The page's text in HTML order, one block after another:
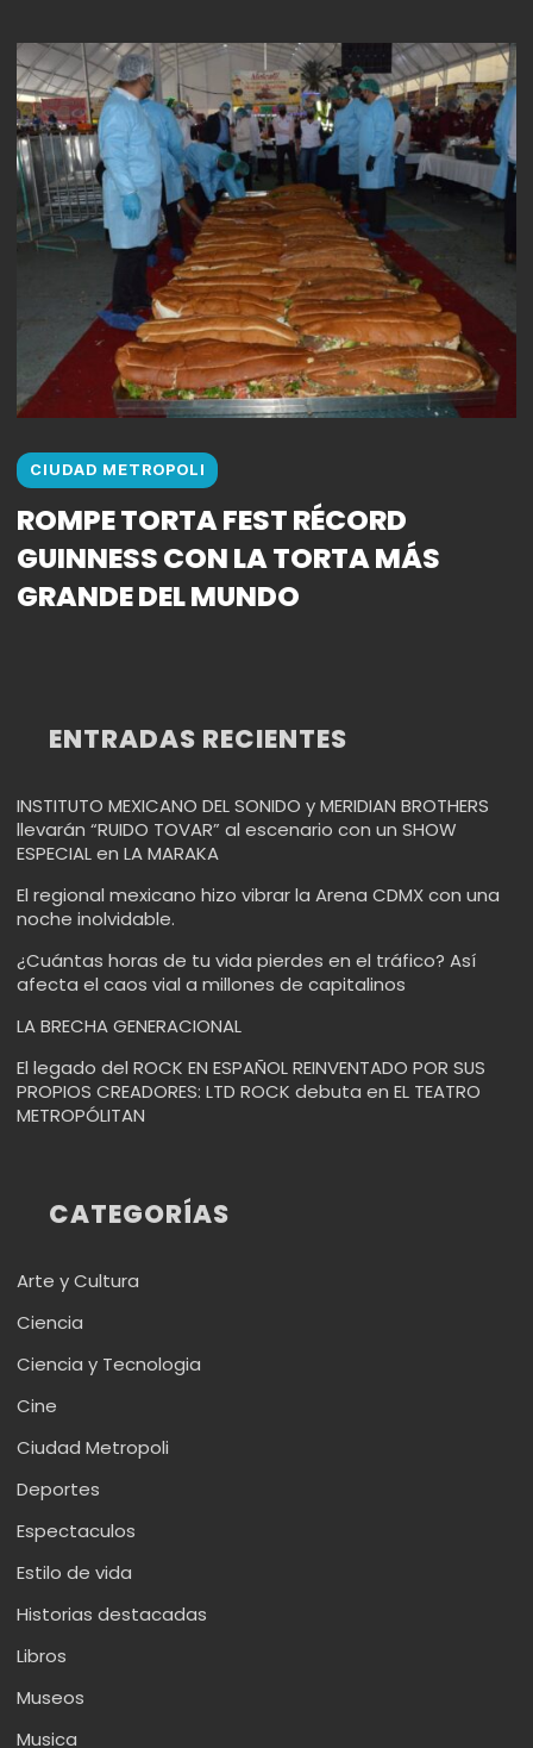
CIUDAD METROPOLI
ROMPE TORTA FEST RÉCORD
GUINNESS CON LA TORTA MÁS
GRANDE DEL MUNDO
ENTRADAS RECIENTES
INSTITUTO MEXICANO DEL SONIDO y MERIDIAN BROTHERS
llevarán “RUIDO TOVAR” al escenario con un SHOW
ESPECIAL en LA MARAKA
El regional mexicano hizo vibrar la Arena CDMX con una
noche inolvidable.
¿Cuántas horas de tu vida pierdes en el tráfico? Así
afecta el caos vial a millones de capitalinos
LA BRECHA GENERACIONAL
El legado del ROCK EN ESPAÑOL REINVENTADO POR SUS
PROPIOS CREADORES: LTD ROCK debuta en EL TEATRO
METROPÓLITAN
CATEGORÍAS
Arte y Cultura
Ciencia
Ciencia y Tecnologia
Cine
Ciudad Metropoli
Deportes
Espectaculos
Estilo de vida
Historias destacadas
Libros
Museos
Musica